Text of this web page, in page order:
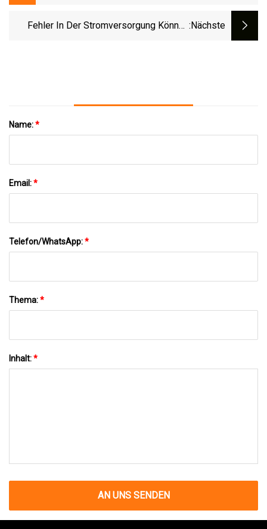
Calhoun Mit Hochwasserproblemen
Fehler In Der Stromversorgung Können :nächste
Name:*
Email:*
Telefon/WhatsApp:*
Thema:*
Inhalt:*
AN UNS SENDEN